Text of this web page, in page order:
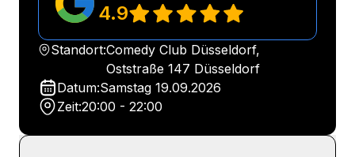
4.9
Standort:Comedy Club Düsseldorf,
Oststraße 147 Düsseldorf
Datum:Samstag 19.09.2026
Zeit:20:00 - 22:00